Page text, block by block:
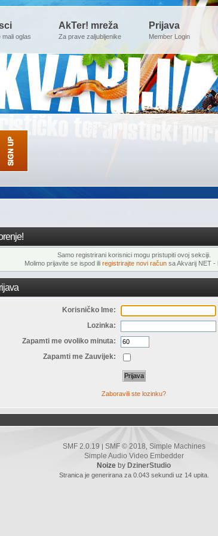
mali oglas
AkTer! mreža
Za prave zaljubljenike
Prijava
Member Login
Samo registrirani korisnici mogu pristupiti ovoj sekciji.
Molimo prijavite se ispod ili registrirajte novi računsa Akvarij NET -
Korisničko Ime:
Lozinka:
Zapamti me ovoliko minuta:
Zapamti me Zauvijek:
Zaboravili ste lozinku?
SMF 2.0.19 SMF © 2018 Simple Machines
Simple Audio Video Embedder
Noize by DzinerStudio
Stranica je generirana za 0.043 sekundi uz 14 upita.